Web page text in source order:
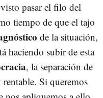
pasar el filo del
tiempo de que el tajo
de la situación,
haciendo subir de esta
, la separación de
rentable. Si queremos